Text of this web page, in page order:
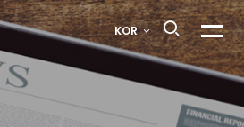
KOR 메뉴